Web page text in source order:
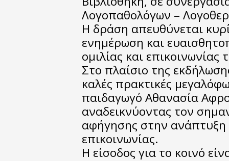
Λογοπαθολόγων –
Η δράση απευθύνεται
ενημέρωση και
ομιλίας και επικοινωνίας
Στο πλαίσιο της
καλές πρακτικές
παιδαγωγό Αθανασία
αναδεικνύοντας τον
αφήγησης στην ανάπτυξη
επικοινωνίας.
Η είσοδος για το κοινό